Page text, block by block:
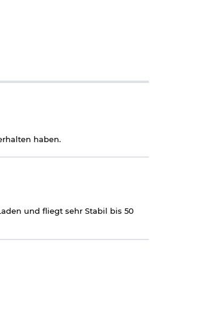
haben.
und fliegt sehr Stabil bis 50